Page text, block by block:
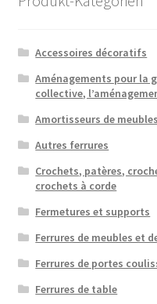
Accessoires décoratifs
Aménagements pour la
collective,
Amortisseurs de
Autres ferrures
Crochets, patères,
crochets à corde
Fermetures et supports
Ferrures de meubles et
Ferrures de portes
Ferrures de table